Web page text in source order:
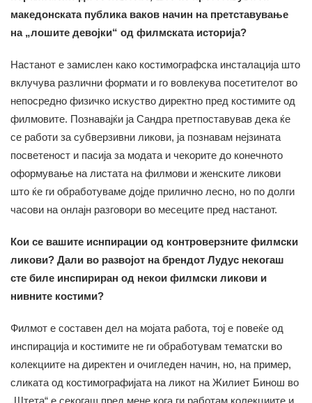
македонската публика ваков начин на претставување
на „лошите девојки“ од филмската историја?
Настанот е замислен како костимографска инсталација што
вклучува различни формати и го вовлекува посетителот во
непосредно физичко искуство директно пред костимите од
филмовите. Познавајќи ја Сандра претпоставував дека ќе
се работи за субверзивни ликови, ја познавам нејзината
посветеност и пасија за модата и чекорите до конечното
оформување на листата на филмови и женските ликови
што ќе ги обработуваме дојде прилично лесно, но по долги
часови на онлајн разговори во месеците пред настанот.
Кои се вашите иснпирации од контроверзните филмски
ликови? Дали во развојот на брендот Лудус некогаш
сте биле инспириран од некои филмски ликови и
нивните костими?
Филмот е составен дел на мојата работа, тој е повеќе од
инспирација и костимите не ги обработувам тематски во
колекциите на директен и очигледен начин, но, на пример,
сликата од костимографијата на ликот на Жилиет Бинош во
„Штета“ е секогаш пред мене кога ги работам колекциите и